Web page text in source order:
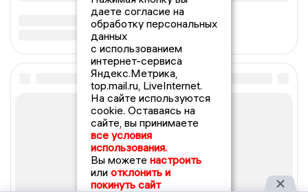
даете согласие на
обработку персональных
данных
с использованием
интернет-сервиса
Яндекс.Метрика,
top.mail.ru, LiveInternet.
На сайте используются
cookie. Оставаясь на
сайте, вы принимаете
все условия
использования.
Вы можете настроить
или отклонить и
покинуть сайт